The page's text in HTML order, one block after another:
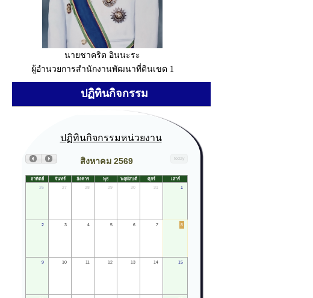
นายชาคริต อินนะระ
ผู้อำนวยการสำนักงานพัฒนาที่ดินเขต 1
ปฏิทินกิจกรรม